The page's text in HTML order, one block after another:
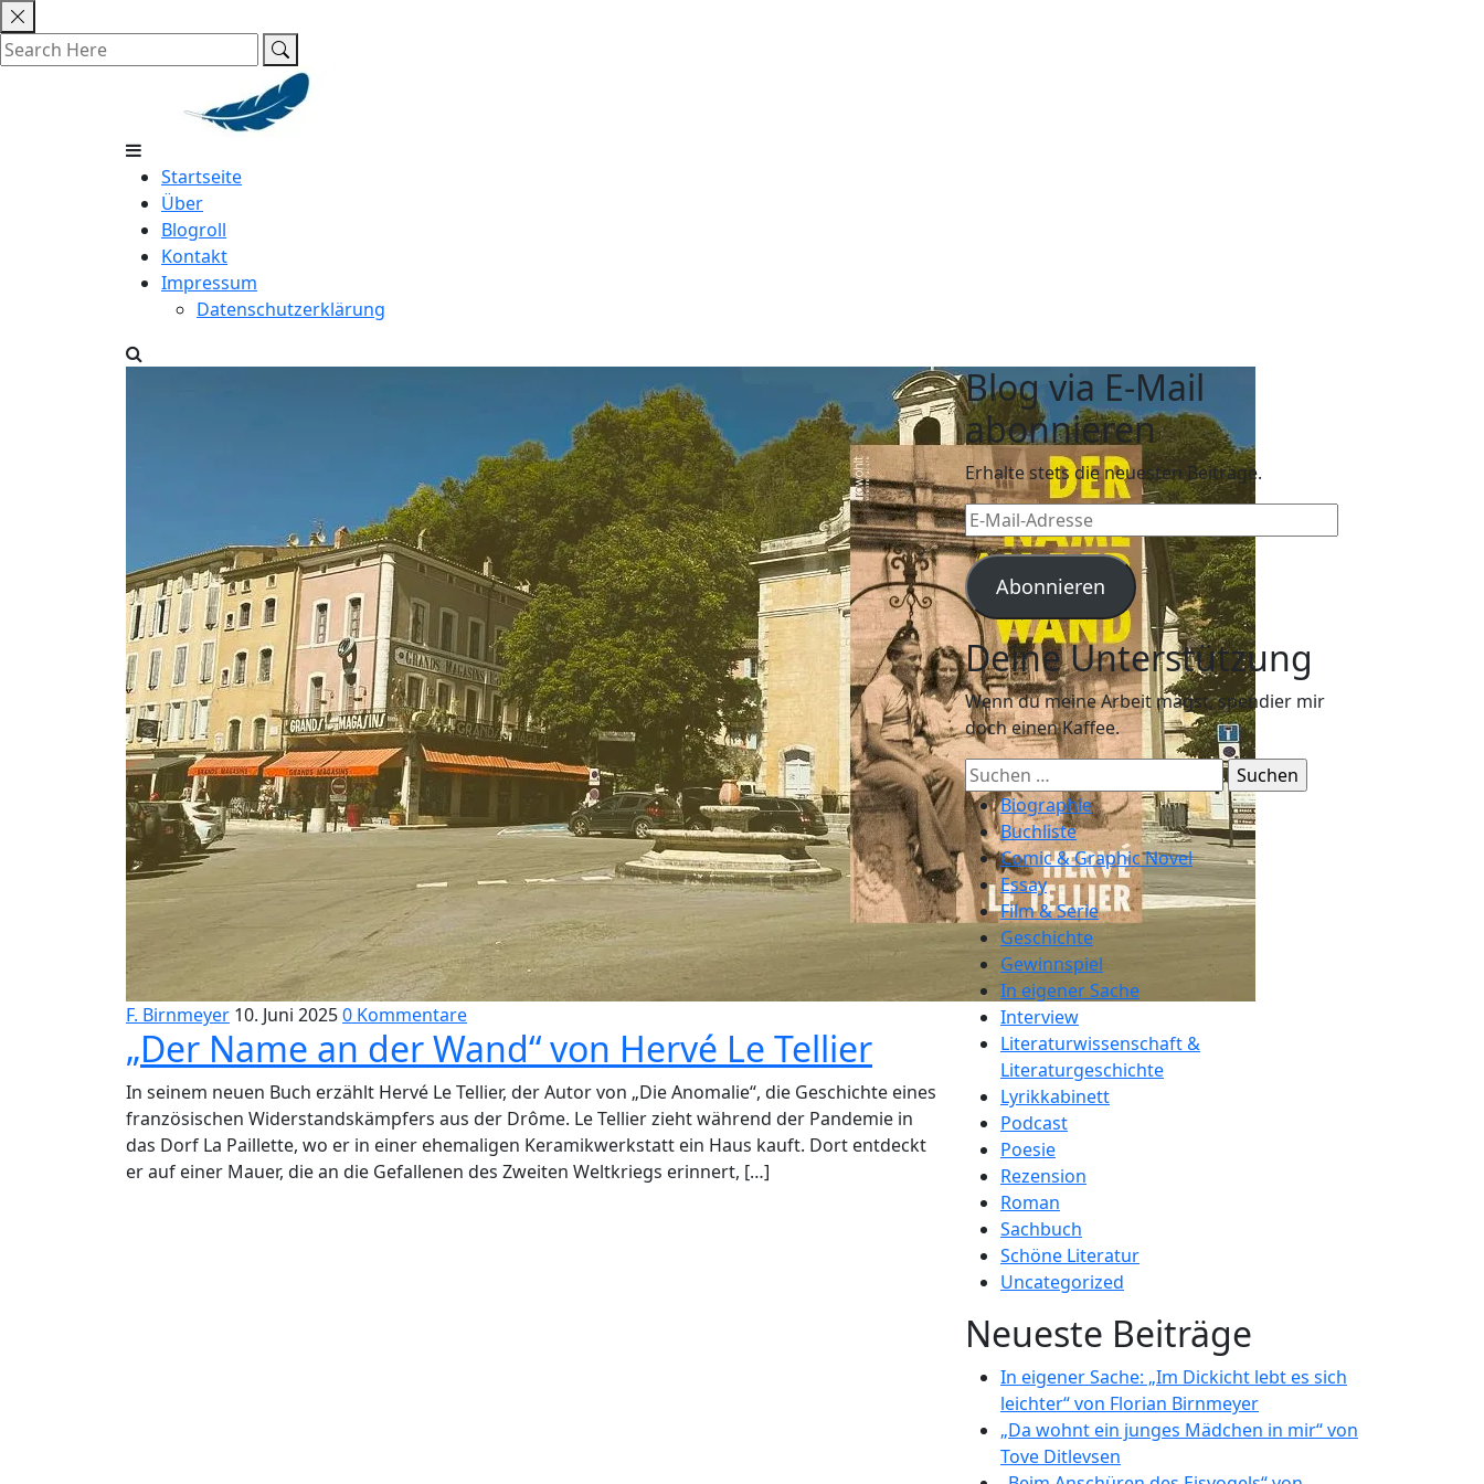
Skip
to
content
Startseite
Über
Blogroll
Kontakt
Impressum
Datenschutzerklärung
F. Birnmeyer 10. Juni 20250 Kommentare
„Der Name an der Wand“ von Hervé Le Tellier
In seinem neuen Buch erzählt Hervé Le Tellier, der Autor von „Die Anomalie“, die Geschichte eines
französischen Widerstandskämpfers aus der Drôme. Le Tellier zieht während der Pandemie in
das Dorf La Paillette, wo er in einer ehemaligen Keramikwerkstatt ein Haus kauft. Dort entdeckt
er auf einer Mauer, die an die Gefallenen des Zweiten Weltkriegs erinnert, […]
Blog via E-Mail
abonnieren
Erhalte stets die neuesten Beiträge.
E-
Mail-
Adresse
Abonnieren
Deine Unterstützung
Wenn du meine Arbeit magst, spendier mir
doch einen Kaffee.
Suchen
nach:Biographie
Buchliste
Comic & Graphic Novel
Essay
Film & Serie
Geschichte
Gewinnspiel
In eigener Sache
Interview
Literaturwissenschaft &
Literaturgeschichte
Lyrikkabinett
Podcast
Poesie
Rezension
Roman
Sachbuch
Schöne Literatur
Uncategorized
Neueste Beiträge
In eigener Sache: „Im Dickicht lebt es sich
leichter“ von Florian Birnmeyer
„Da wohnt ein junges Mädchen in mir“ von
Tove Ditlevsen